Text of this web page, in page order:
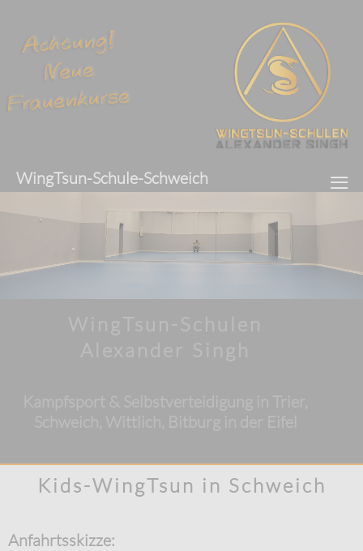
WingTsun-Schule-Schweich ≡
Kids-WingTsun in Schweich
Anfahrtsskizze: